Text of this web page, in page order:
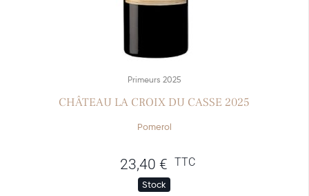
Primeurs 2025
CHÂTEAU LA CROIX DU CASSE 2025
Pomerol
23,40 € TTC
Stock